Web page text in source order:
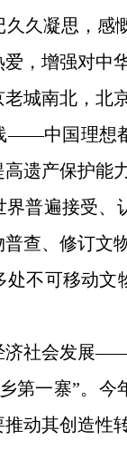
久凝思，感
，增强对中
城南北，北
——中国理想
遗产保护能
界普遍接受
查、修订文
处不可移动
济社会发展
第一寨”。
动其创造性